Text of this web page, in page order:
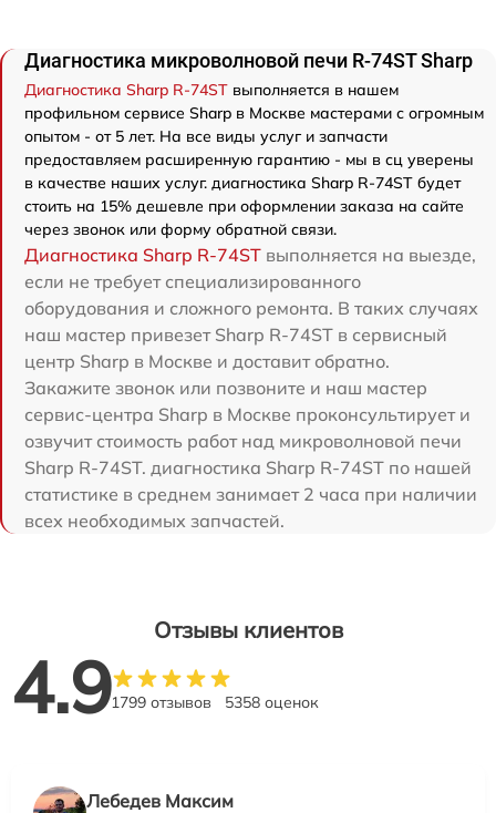
Диагностика микроволновой печи R-74ST Sharp
Диагностика Sharp R-74ST выполняется в нашем
профильном сервисе Sharp в Москве мастерами с огромным
опытом - от 5 лет. На все виды услуг и запчасти
предоставляем расширенную гарантию - мы в сц уверены
в качестве наших услуг. диагностика Sharp R-74ST будет
стоить на 15% дешевле при оформлении заказа на сайте
через звонок или форму обратной связи.
Диагностика Sharp R-74ST выполняется на выезде,
если не требует специализированного
оборудования и сложного ремонта. В таких случаях
наш мастер привезет Sharp R-74ST в сервисный
центр Sharp в Москве и доставит обратно.
Закажите звонок или позвоните и наш мастер
сервис-центра Sharp в Москве проконсультирует и
озвучит стоимость работ над микроволновой печи
Sharp R-74ST. диагностика Sharp R-74ST по нашей
статистике в среднем занимает 2 часа при наличии
всех необходимых запчастей.
Отзывы клиентов
4.91799 отзывов 5358 оценок
Лебедев Максим